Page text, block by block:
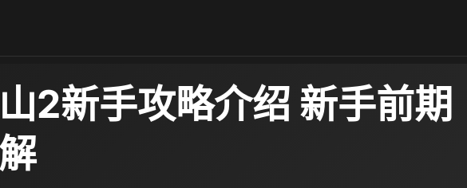
2新手攻略介绍 新手前期